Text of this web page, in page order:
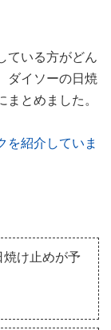
ている方がどん
ダイソーの日焼
とめました。
を紹介していま
け止めが予